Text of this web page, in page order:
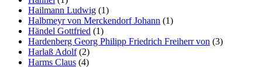
Hailmann Ludwig (1)
Halbmeyr von Merckendorf Johann (1)
Händel Gottfried (1)
Hardenberg Georg Philipp Friedrich Freiherr von (3)
Harlaß Adolf(2)
Harms Claus (4)